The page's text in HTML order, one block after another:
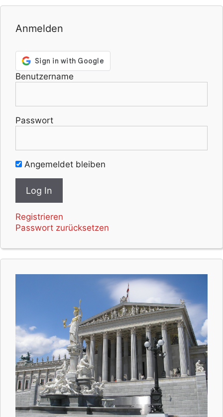
Anmelden
Benutzername
Passwort
Angemeldet bleiben
Registrieren
Passwort zurücksetzen